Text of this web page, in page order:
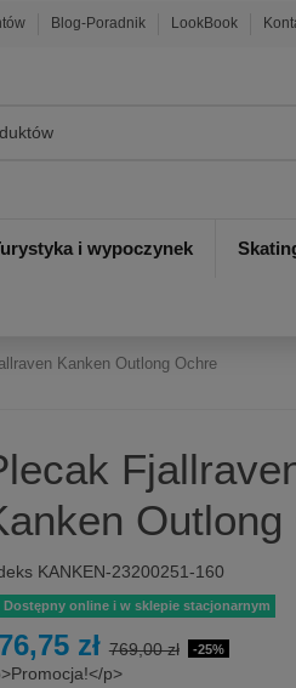
Blog-Poradnik LookBook
i wypoczynek
Kanken Outlong Ochre
Outlong
KANKEN-23200251-160
Dostępny online i w sklepie stacjonarnym
zł 769,00 zł -25%
p>